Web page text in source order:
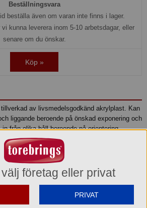
Beställningsvara
beställa även om varan inte finns i lager.
kunna leverera inom 5-10 arbetsdagar, eller
senare om du önskar.
Köp »
av livsmedelsgodkänd akrylplast. Kan
liggande beroende på önskad exponering och
från olika håll beroende på orientering.
företag eller privat
PRIVAT